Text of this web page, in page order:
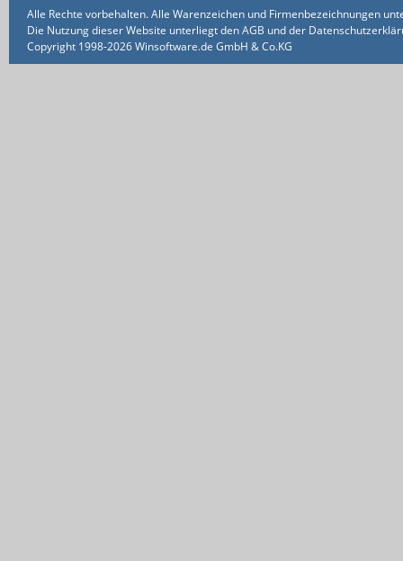
Alle Rechte vorbehalten. Alle Warenzeichen und Firmenbezeichnungen
Die Nutzung dieser Website unterliegt den AGB und der
Copyright 1998-2026 Winsoftware.de GmbH & Co.KG